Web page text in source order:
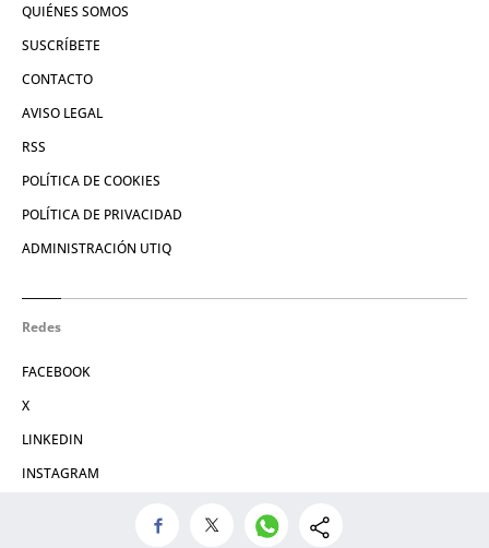
QUIÉNES SOMOS
SUSCRÍBETE
CONTACTO
AVISO LEGAL
RSS
POLÍTICA DE COOKIES
POLÍTICA DE PRIVACIDAD
ADMINISTRACIÓN UTIQ
Redes
FACEBOOK
X
LINKEDIN
INSTAGRAM